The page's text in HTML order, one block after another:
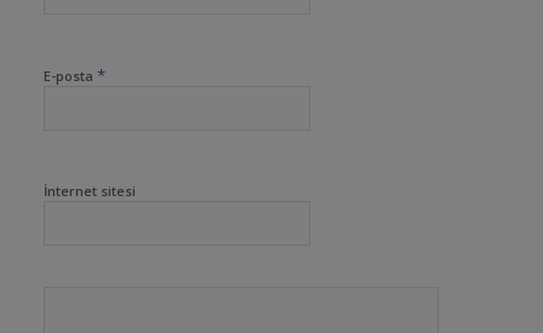
E-posta *
İnternet sitesi